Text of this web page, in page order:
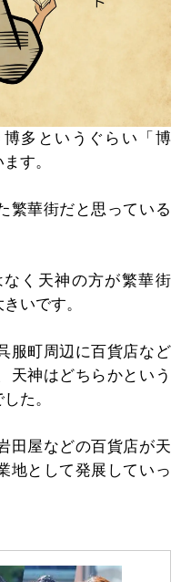
多というぐらい「博
す。
繁華街だと思っている
く天神の方が繁華街
いです。
服町周辺に百貨店など
天神はどちらかという
た。
田屋などの百貨店が天
地として発展していっ